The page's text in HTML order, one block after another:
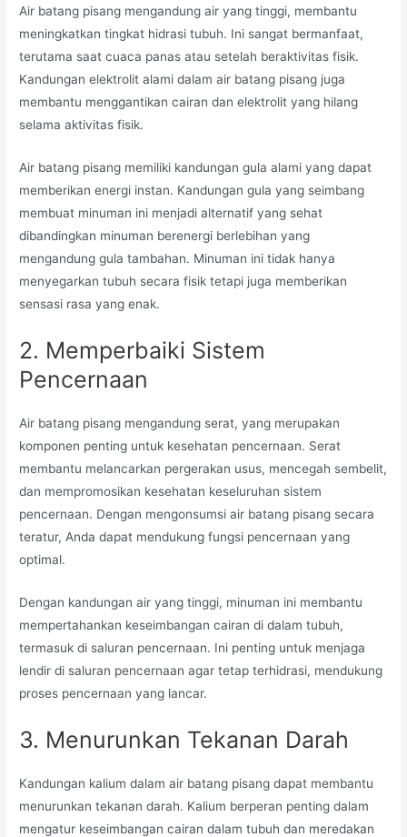
Air batang pisang mengandung air yang tinggi, membantu
meningkatkan tingkat hidrasi tubuh. Ini sangat bermanfaat,
terutama saat cuaca panas atau setelah beraktivitas fisik.
Kandungan elektrolit alami dalam air batang pisang juga
membantu menggantikan cairan dan elektrolit yang hilang
selama aktivitas fisik.
Air batang pisang memiliki kandungan gula alami yang dapat
memberikan energi instan. Kandungan gula yang seimbang
membuat minuman ini menjadi alternatif yang sehat
dibandingkan minuman berenergi berlebihan yang
mengandung gula tambahan. Minuman ini tidak hanya
menyegarkan tubuh secara fisik tetapi juga memberikan
sensasi rasa yang enak.
2. Memperbaiki Sistem
Pencernaan
Air batang pisang mengandung serat, yang merupakan
komponen penting untuk kesehatan pencernaan. Serat
membantu melancarkan pergerakan usus, mencegah sembelit,
dan mempromosikan kesehatan keseluruhan sistem
pencernaan. Dengan mengonsumsi air batang pisang secara
teratur, Anda dapat mendukung fungsi pencernaan yang
optimal.
Dengan kandungan air yang tinggi, minuman ini membantu
mempertahankan keseimbangan cairan di dalam tubuh,
termasuk di saluran pencernaan. Ini penting untuk menjaga
lendir di saluran pencernaan agar tetap terhidrasi, mendukung
proses pencernaan yang lancar.
3. Menurunkan Tekanan Darah
Kandungan kalium dalam air batang pisang dapat membantu
menurunkan tekanan darah. Kalium berperan penting dalam
mengatur keseimbangan cairan dalam tubuh dan meredakan